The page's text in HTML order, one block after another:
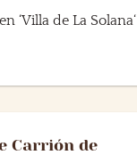
‘Villa de La Solana‘
Carrión de